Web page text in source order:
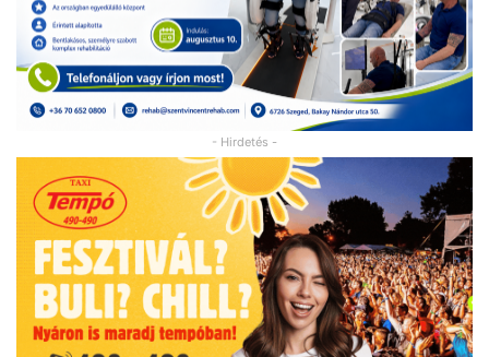
- Hirdetés -